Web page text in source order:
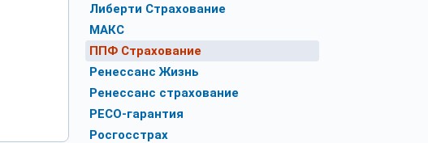
Либерти Страхование
МАКС
ППФ Страхование
Ренессанс Жизнь
Ренессанс страхование
РЕСО-гарантия
Росгосстрах